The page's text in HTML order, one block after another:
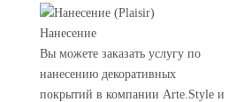
Нанесение
Вы можете заказать услугу по
нанесению декоративных
покрытий в компании Arte.Style и